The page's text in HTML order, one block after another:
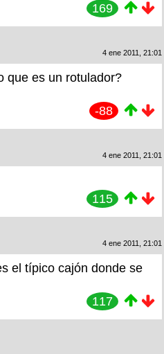
169
4 ene 2011, 21:01
que es un rotulador?
-88
4 ene 2011, 21:01
115
4 ene 2011, 21:01
el típico cajón donde se
117